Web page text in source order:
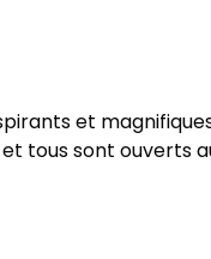
et
tous sont ouverts